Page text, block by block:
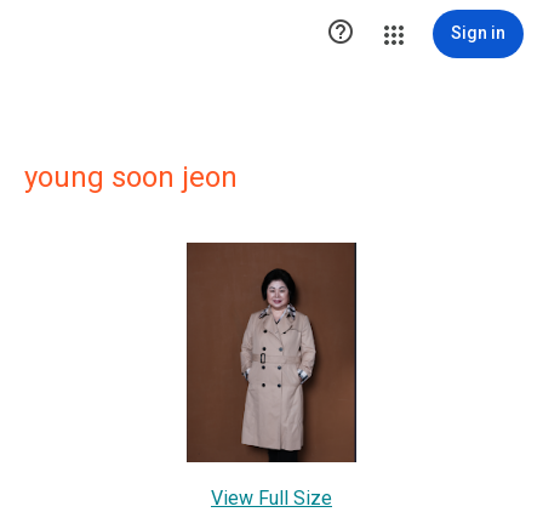
 Sign in
young soon jeon
View Full Size